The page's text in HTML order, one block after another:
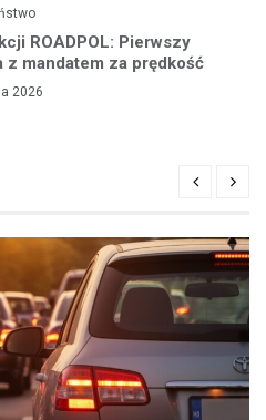
ROADPOL: Pierwszy
z mandatem za prędkość
2026